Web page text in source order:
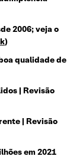
2006; veja o
)
qualidade de
| Revisão
| Revisão
em 2021